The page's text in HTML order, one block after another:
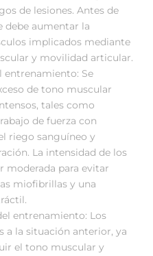
de lesiones. Antes de
debe aumentar la
implicados mediante
y movilidad articular.
entrenamiento: Se
de tono muscular
tales como
de fuerza con
riego sanguíneo y
La intensidad de los
moderada para evitar
miofibrillas y una
entrenamiento: Los
a la situación anterior, ya
el tono muscular y